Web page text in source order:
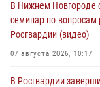
В Нижнем Новгороде
семинар по вопросам
Росгвардии (видео)
07 августа 2026, 10:17
В Росгвардии